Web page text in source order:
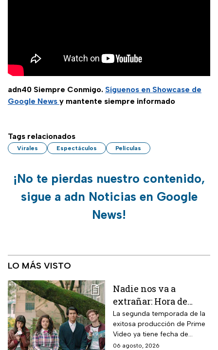
adn40 Siempre Conmigo. Síguenos en Showcase de
Google News y mantente siempre informado
Tags relacionados
Virales Espectáculos Películas
¡No te pierdas nuestro contenido,
sigue a adn Noticias en Google
News!
LO MÁS VISTO
Nadie nos va a
extrañar: Hora de
estreno de la
Temporada 2 y reparto
completo
La segunda temporada de la
exitosa producción de Prime
Video ya tiene fecha de
estreno. Conoce el horario en
06 agosto, 2026